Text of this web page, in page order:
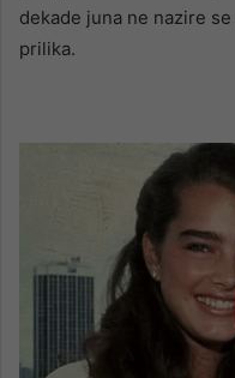
dekade juna ne nazire
prilika.